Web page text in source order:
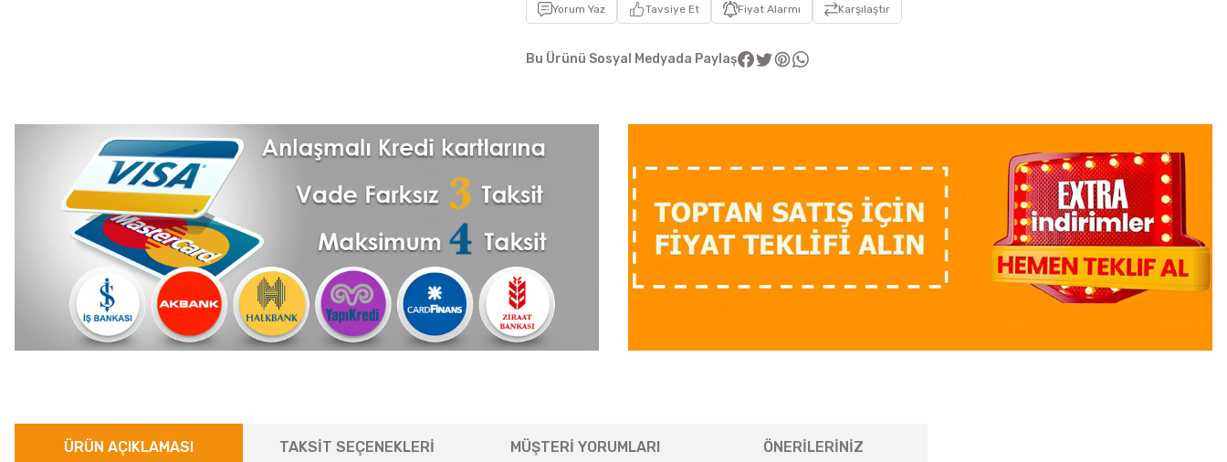
Yorum Yaz Tavsiye Et Fiyat Alarmı Karşılaştır
Bu Ürünü Sosyal Medyada Paylaş
ÜRÜN AÇIKLAMASI TAKSİT SEÇENEKLERİ MÜŞTERİ YORUMLARI ÖNERİLERİNİZ